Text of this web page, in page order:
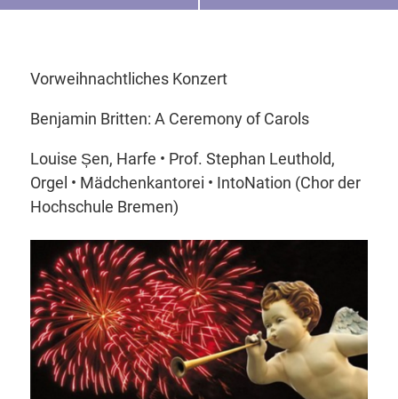
Vorweihnachtliches Konzert
Benjamin Britten: A Ceremony of Carols
Louise Șen, Harfe • Prof. Stephan Leuthold,
Orgel • Mädchenkantorei • IntoNation (Chor der
Hochschule Bremen)